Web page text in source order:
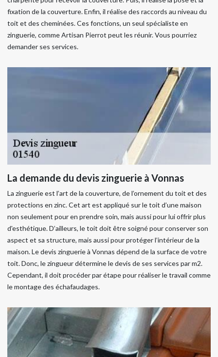
fixation de la couverture. Enfin, il réalise des raccords au niveau du
toit et des cheminées. Ces fonctions, un seul spécialiste en
zinguerie, comme Artisan Pierrot peut les réunir. Vous pourriez
demander ses services.
La demande du devis zinguerie à Vonnas
La zinguerie est l’art de la couverture, de l’ornement du toit et des
protections en zinc. Cet art est appliqué sur le toit d’une maison
non seulement pour en prendre soin, mais aussi pour lui offrir plus
d'esthétique. D’ailleurs, le toit doit être soigné pour conserver son
aspect et sa structure, mais aussi pour protéger l’intérieur de la
maison. Le devis zinguerie à Vonnas dépend de la surface de votre
toit. Donc, le zingueur détermine le devis de ses services par m2.
Cependant, il doit procéder par étape pour réaliser le travail comme
le montage des échafaudages.